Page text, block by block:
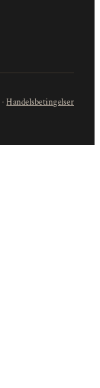
·Handelsbetingelser